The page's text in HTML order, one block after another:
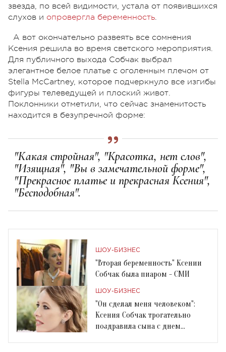
звезда, по всей видимости, устала от появившихся
слухов и опровергла беременность.
А вот окончательно развеять все сомнения
Ксения решила во время светского мероприятия.
Для публичного выхода Собчак выбрал
элегантное белое платье с оголенным плечом от
Stella McCartney, которое подчеркнуло все изгибы
фигуры телеведущей и плоский живот.
Поклонники отметили, что сейчас знаменитость
находится в безупречной форме:
"Какая стройная", "Красотка, нет слов",
"Изящная", "Вы в замечательной форме",
"Прекрасное платье и прекрасная Ксения",
"Бесподобная".
ШОУ-БИЗНЕС
"Вторая беременность" Ксении
Собчак была пиаром - СМИ
ШОУ-БИЗНЕС
"Он сделал меня человеком":
Ксения Собчак трогательно
поздравила сына с днем